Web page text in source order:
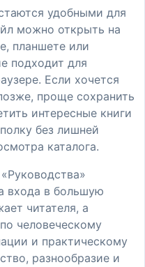
удобными для
можно открыть на
планшете или
подходит для
Если хочется
проще сохранить
интересные книги
без лишней
каталога.
входа в большую
читателя, а
человеческому
и практическому
разнообразие и